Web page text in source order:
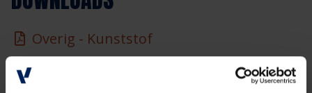
Overig - Kunststof
Overig - NF-15